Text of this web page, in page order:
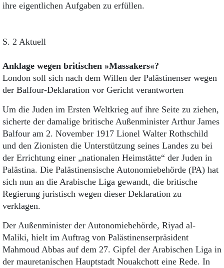
ihre eigentlichen Aufgaben zu erfüllen.
S. 2 Aktuell
Anklage wegen britischen »Massakers«?
London soll sich nach dem Willen der Palästinenser wegen
der Balfour-Deklaration vor Gericht verantworten
Um die Juden im Ersten Weltkrieg auf ihre Seite zu ziehen,
sicherte der damalige britische Außenminister Arthur James
Balfour am 2. November 1917 Lionel Walter Rothschild
und den Zionisten die Unterstützung seines Landes zu bei
der Errichtung einer „nationalen Heimstätte“ der Juden in
Palästina. Die Palästinensische Autonomiebehörde (PA) hat
sich nun an die Arabische Liga gewandt, die britische
Regierung juristisch wegen dieser Deklaration zu
verklagen.
Der Außenminister der Autonomiebehörde, Riyad al-
Maliki, hielt im Auftrag von Palästinen­serpräsident
Mahmoud Abbas auf dem 27. Gipfel der Arabischen Liga in
der mauretanischen Hauptstadt Nouakchott eine Rede. In